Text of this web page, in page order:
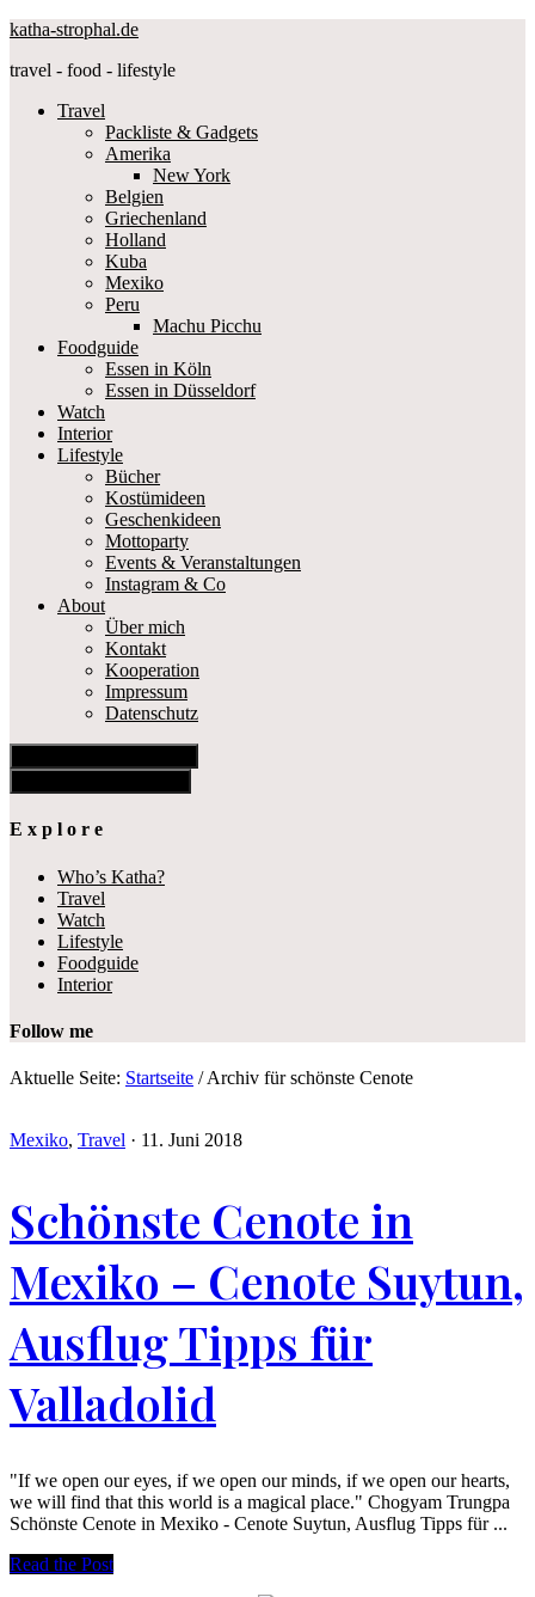
katha-strophal.de
travel - food - lifestyle
Travel
Packliste & Gadgets
Amerika
New York
Belgien
Griechenland
Holland
Kuba
Mexiko
Peru
Machu Picchu
Foodguide
Essen in Köln
Essen in Düsseldorf
Watch
Interior
Lifestyle
Bücher
Kostümideen
Geschenkideen
Mottoparty
Events & Veranstaltungen
Instagram & Co
About
Über mich
Kontakt
Kooperation
Impressum
Datenschutz
E x p l o r e
Who’s Katha?
Travel
Watch
Lifestyle
Foodguide
Interior
Follow me
Aktuelle Seite: Startseite /Archiv für schönste Cenote
Mexiko, Travel · 11. Juni 2018
Schönste Cenote in
Mexiko – Cenote Suytun,
Ausflug Tipps für
Valladolid
"If we open our eyes, if we open our minds, if we open our hearts,
we will find that this world is a magical place." Chogyam Trungpa
Schönste Cenote in Mexiko - Cenote Suytun, Ausflug Tipps für ...
Read the Post